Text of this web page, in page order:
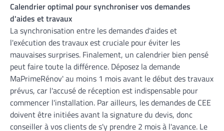
Calendrier optimal pour synchroniser vos demandes
d'aides et travaux
La synchronisation entre les demandes d'aides et
l'exécution des travaux est cruciale pour éviter les
mauvaises surprises. Finalement, un calendrier bien pensé
peut faire toute la différence. Déposez la demande
MaPrimeRénov' au moins 1 mois avant le début des travaux
prévus, car l'accusé de réception est indispensable pour
commencer l'installation. Par ailleurs, les demandes de CEE
doivent être initiées avant la signature du devis, donc
conseiller à vos clients de s'y prendre 2 mois à l'avance. Le